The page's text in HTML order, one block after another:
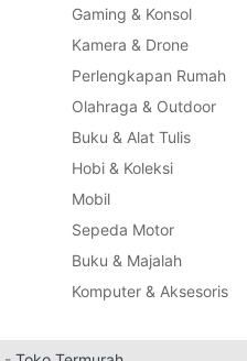
Gaming & Konsol
Kamera & Drone
Perlengkapan Rumah
Olahraga & Outdoor
Buku & Alat Tulis
Hobi & Koleksi
Mobil
Sepeda Motor
Buku & Majalah
Komputer & Aksesoris